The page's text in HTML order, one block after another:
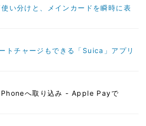
い分けと、メインカードを瞬時に表
トチャージもできる「Suica」アプリ
へ取り込み - Apple Payで